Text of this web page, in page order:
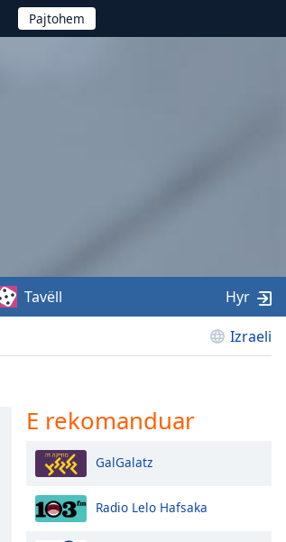
Izraeli
Tavëll Hyr
E rekomanduar
GalGalatz
Radio Lelo Hafsaka